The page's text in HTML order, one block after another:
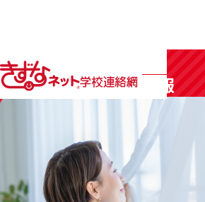
Webで見る地域情報
地域の安全・安心に関する
最新の情報はこちら
地震情報